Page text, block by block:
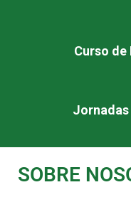
Curso
SOBRE